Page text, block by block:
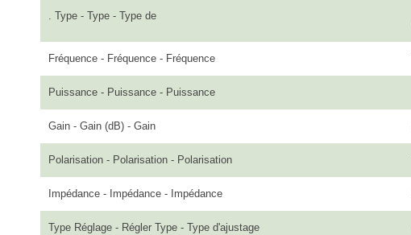
. Type - Type - Type de
Fréquence - Fréquence - Fréquence
Puissance - Puissance - Puissance
Gain - Gain (dB) - Gain
Polarisation - Polarisation - Polarisation
Impédance - Impédance - Impédance
Type Réglage - Régler Type - Type d'ajustage